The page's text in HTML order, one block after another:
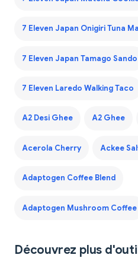
7 Eleven Japan Onigiri Tuna
7 Eleven Japan Tamago Sando
7 Eleven Laredo Walking Taco
A2 Desi Ghee A2 Ghee
Acerola Cherry Ackee
Adaptogen Coffee Blend
Adaptogen Mushroom Coffee
Découvrez plus